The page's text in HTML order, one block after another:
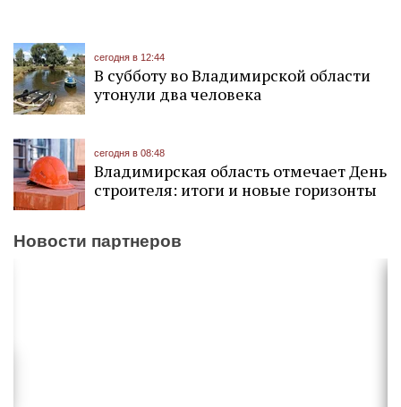
сегодня в 12:44
В субботу во Владимирской области
утонули два человека
сегодня в 08:48
Владимирская область отмечает День
строителя: итоги и новые горизонты
Новости партнеров